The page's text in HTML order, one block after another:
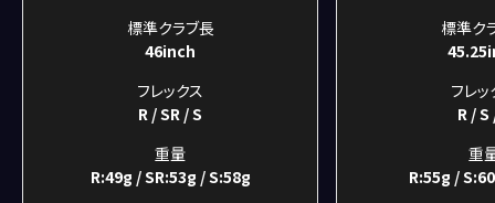
標準クラブ長
46inch
フレックス
R / SR / S
重量
R:49g / SR:53g / S:58g
標準ク
フレッ
R / S
重
R:55g /